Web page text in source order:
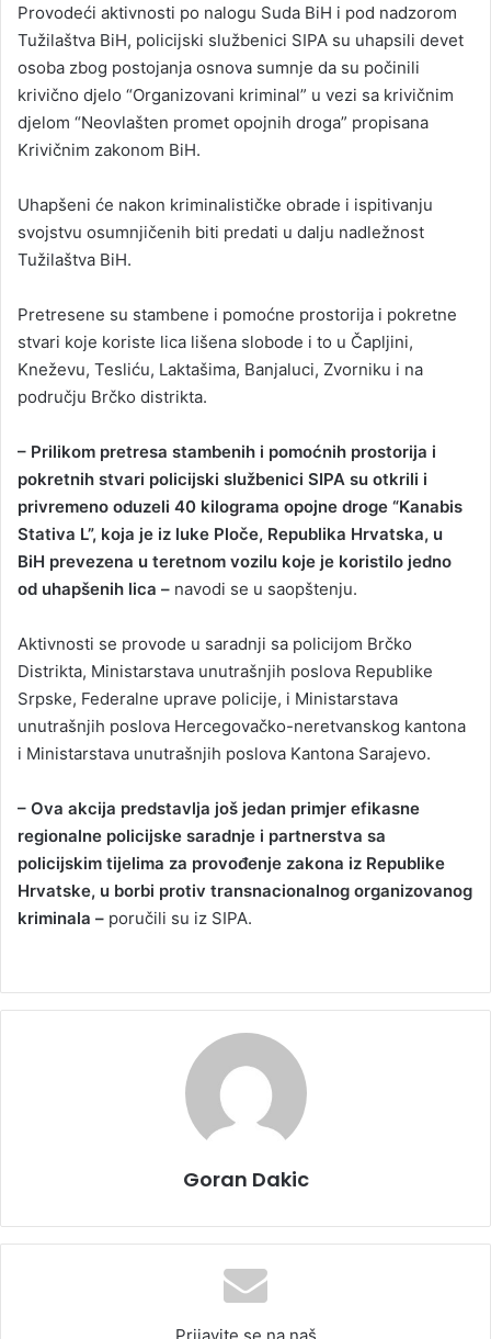
Provodeći aktivnosti po nalogu Suda BiH i pod nadzorom
Tužilaštva BiH, policijski službenici SIPA su uhapsili devet
osoba zbog postojanja osnova sumnje da su počinili
krivično djelo “Organizovani kriminal” u vezi sa krivičnim
djelom “Neovlašten promet opojnih droga” propisana
Krivičnim zakonom BiH.
Uhapšeni će nakon kriminalističke obrade i ispitivanju
svojstvu osumnjičenih biti predati u dalju nadležnost
Tužilaštva BiH.
Pretresene su stambene i pomoćne prostorija i pokretne
stvari koje koriste lica lišena slobode i to u Čapljini,
Kneževu, Tesliću, Laktašima, Banjaluci, Zvorniku i na
području Brčko distrikta.
– Prilikom pretresa stambenih i pomoćnih prostorija i
pokretnih stvari policijski službenici SIPA su otkrili i
privremeno oduzeli 40 kilograma opojne droge “Kanabis
Stativa L”, koja je iz luke Ploče, Republika Hrvatska, u
BiH prevezena u teretnom vozilu koje je koristilo jedno
od uhapšenih lica – navodi se u saopštenju.
Aktivnosti se provode u saradnji sa policijom Brčko
Distrikta, Ministarstava unutrašnjih poslova Republike
Srpske, Federalne uprave policije, i Ministarstava
unutrašnjih poslova Hercegovačko-neretvanskog kantona
i Ministarstava unutrašnjih poslova Kantona Sarajevo.
– Ova akcija predstavlja još jedan primjer efikasne
regionalne policijske saradnje i partnerstva sa
policijskim tijelima za provođenje zakona iz Republike
Hrvatske, u borbi protiv transnacionalnog organizovanog
kriminala – poručili su iz SIPA.
Goran Dakic
Prijavite se na naš